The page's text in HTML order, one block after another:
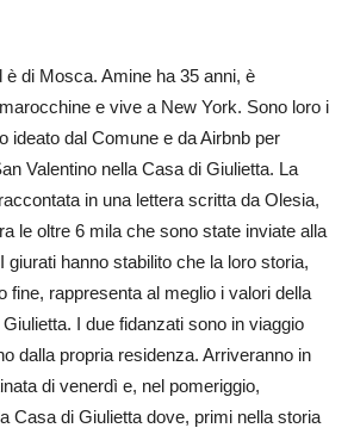
è di Mosca. Amine ha 35 anni, è
e vive a New York. Sono loro i
ideato dal Comune e da Airbnb per
Valentino nella Casa di Giulietta. La
in una lettera scritta da Olesia,
le oltre 6 mila che sono state inviate alla
giurati hanno stabilito che la loro storia,
fine, rappresenta al meglio i valori della
I due fidanzati sono in viaggio
dalla propria residenza. Arrive­ranno in
di venerdì e, nel pomeriggio,
Casa di Giulietta dove, primi nella storia